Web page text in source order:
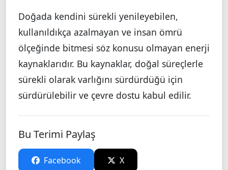
Doğada kendini sürekli yenileyebilen,
kullanıldıkça azalmayan ve insan ömrü
ölçeğinde bitmesi söz konusu olmayan enerji
kaynaklarıdır. Bu kaynaklar, doğal süreçlerle
sürekli olarak varlığını sürdürdüğü için
sürdürülebilir ve çevre dostu kabul edilir.
Bu Terimi Paylaş
Facebook X